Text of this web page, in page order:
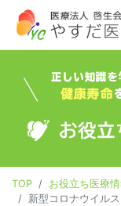
電話・イン
TOP お役立ち医療
新型コロナウイル